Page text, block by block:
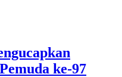
ke-97